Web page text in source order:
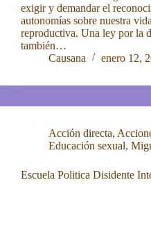
exigir y demandar el
autonomías sobre nuestra
reproductiva. Una ley por la
también…
Causana
enero 12,
Acción directa,
Educación sexual,
Escuela Politica Disidente